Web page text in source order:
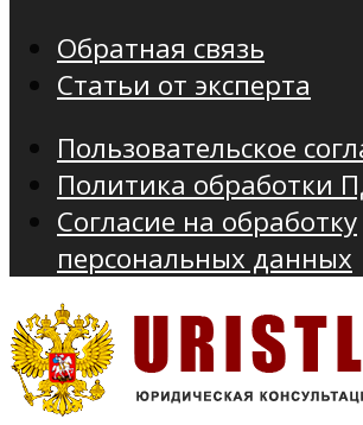
Обратная связь
Статьи от эксперта
Пользовательское
Политика обработки
Согласие на обработку
персональных данных